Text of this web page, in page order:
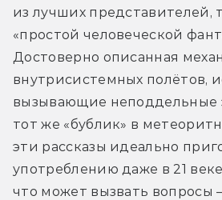
из лучших представителей,
«простой человеческой
Достоверно описанная
внутрисистемных полётов,
вызывающие неподдельные
тот же «бублик» в
эти рассказы идеально
употреблению даже в 21
что может вызвать вопросы